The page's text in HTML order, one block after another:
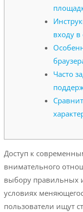
входу в
Часто
Доступ к
внимательного
выбору правильных
условиях
пользователи ищут